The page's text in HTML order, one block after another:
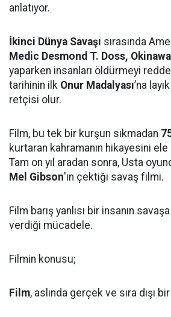
anlatıyor.
İkinci Dünya Savaşı sırasında
Medic Desmond T. Doss, Okinawa
yaparken insanları öldürmeyi
tarihinin ilk Onur Madalyası’na
retçisi olur.
Film, bu tek bir kurşun sıkmadan
kurtaran kahramanın hikayesini ele
Tam on yıl aradan sonra, Usta
Mel Gibson'ın çektiği savaş filmi.
Film barış yanlısı bir insanın
verdiği mücadele.
Filmin konusu;
Film, aslında gerçek ve sıra dışı